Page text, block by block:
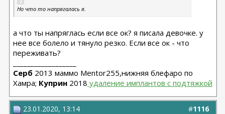
Но что то напрягалась я.
а что ты напряглась если все ок? я писала девочке. у
нее все болело и тянуло резко. Если все ок - что
переживать?
Серб 2013 маммо Mentor255,нижняя блефаро по
Хамра; Куприн 2018 удаление имплантов с подтяжкой
#1116
23.01.2020, 13:14